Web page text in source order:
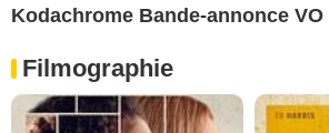
Kodachrome Bande-annonce VO
Filmographie